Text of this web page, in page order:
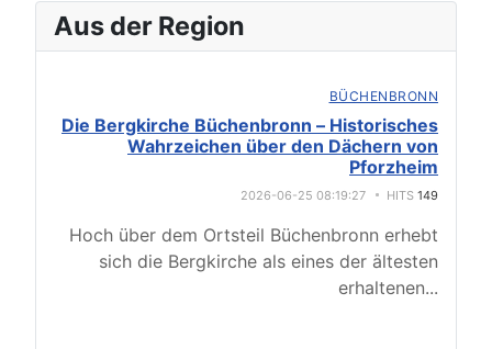
Aus der Region
BÜCHENBRONN
Die Bergkirche Büchenbronn – Historisches
Wahrzeichen über den Dächern von
Pforzheim
2026-06-25 08:19:27 HITS 149
Hoch über dem Ortsteil Büchenbronn erhebt
sich die Bergkirche als eines der ältesten
erhaltenen...